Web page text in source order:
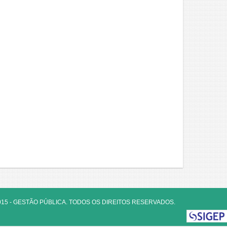
- GESTÃO PÚBLICA. TODOS OS DIREITOS RESERVADOS.